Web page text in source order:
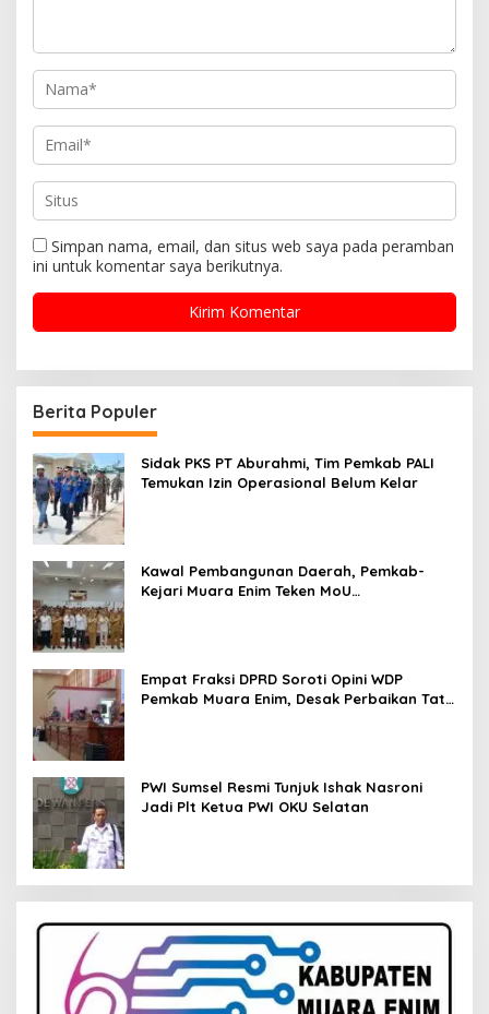
Simpan nama, email, dan situs web saya pada peramban
ini untuk komentar saya berikutnya.
Berita Populer
Sidak PKS PT Aburahmi, Tim Pemkab PALI
Temukan Izin Operasional Belum Kelar
Kawal Pembangunan Daerah, Pemkab-
Kejari Muara Enim Teken MoU
Empat Fraksi DPRD Soroti Opini WDP
Pemkab Muara Enim, Desak Perbaikan Tata
PWI Sumsel Resmi Tunjuk Ishak Nasroni
Jadi Plt Ketua PWI OKU Selatan